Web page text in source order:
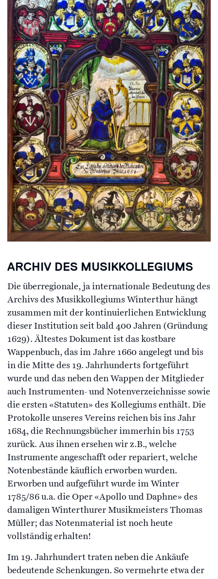
ARCHIV DES MUSIKKOLLEGIUMS
Die überregionale, ja internationale Bedeutung des
Archivs des Musikkollegiums Winterthur hängt
zusammen mit der kontinuierlichen Entwicklung
dieser Institution seit bald 400 Jahren (Gründung
1629). Ältestes Dokument ist das kostbare
Wappenbuch, das im Jahre 1660 angelegt und bis
in die Mitte des 19. Jahrhunderts fortgeführt
wurde und das neben den Wappen der Mitglieder
auch Instrumenten- und Notenverzeichnisse sowie
die ersten «Statuten» des Kollegiums enthält. Die
Protokolle unseres Vereins reichen bis ins Jahr
1684, die Rechnungsbücher immerhin bis 1753
zurück. Aus ihnen ersehen wir z.B., welche
Instrumente angeschafft oder repariert, welche
Notenbestände käuflich erworben wurden.
Erworben und aufgeführt wurde im Winter
1785/86 u.a. die Oper «Apollo und Daphne» des
damaligen Winterthurer Musikmeisters Thomas
Müller; das Notenmaterial ist noch heute
vollständig erhalten!
Im 19. Jahrhundert traten neben die Ankäufe
bedeutende Schenkungen. So vermehrte etwa der